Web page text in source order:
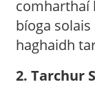
comharthaí
bíoga
haghaidh
2. Tarchur